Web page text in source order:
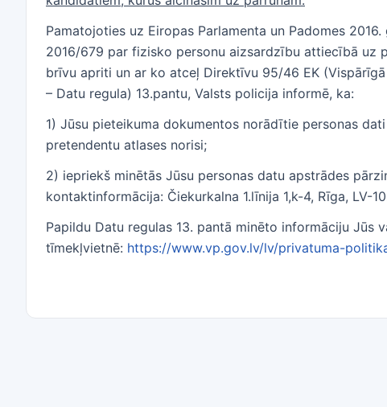
Pamatojoties uz Eiropas Parlamenta un Padomes
2016/679 par fizisko personu aizsardzību attiecībā uz
brīvu apriti un ar ko atceļ Direktīvu 95/46 EK
– Datu regula) 13.pantu, Valsts policija informē, ka:
1) Jūsu pieteikuma dokumentos norādītie personas
pretendentu atlases norisi;
2) iepriekš minētās Jūsu personas datu apstrādes
kontaktinformācija: Čiekurkalna 1.līnija 1,k-4, Rīga, LV-
Papildu Datu regulas 13. pantā minēto informāciju Jūs
tīmekļvietnē: https://www.vp.gov.lv/lv/privatuma-